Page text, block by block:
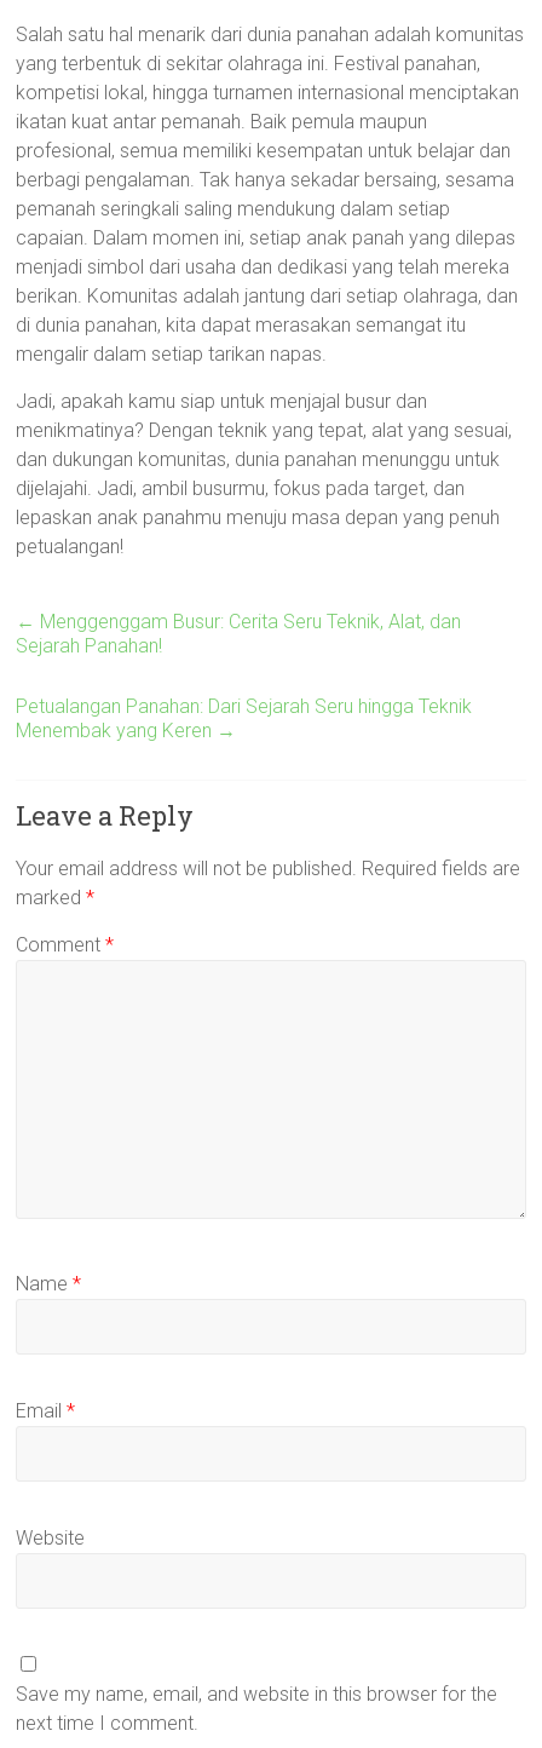
Salah satu hal menarik dari dunia panahan adalah komunitas
yang terbentuk di sekitar olahraga ini. Festival panahan,
kompetisi lokal, hingga turnamen internasional menciptakan
ikatan kuat antar pemanah. Baik pemula maupun
profesional, semua memiliki kesempatan untuk belajar dan
berbagi pengalaman. Tak hanya sekadar bersaing, sesama
pemanah seringkali saling mendukung dalam setiap
capaian. Dalam momen ini, setiap anak panah yang dilepas
menjadi simbol dari usaha dan dedikasi yang telah mereka
berikan. Komunitas adalah jantung dari setiap olahraga, dan
di dunia panahan, kita dapat merasakan semangat itu
mengalir dalam setiap tarikan napas.
Jadi, apakah kamu siap untuk menjajal busur dan
menikmatinya? Dengan teknik yang tepat, alat yang sesuai,
dan dukungan komunitas, dunia panahan menunggu untuk
dijelajahi. Jadi, ambil busurmu, fokus pada target, dan
lepaskan anak panahmu menuju masa depan yang penuh
petualangan!
← Menggenggam Busur: Cerita Seru Teknik, Alat, dan
Sejarah Panahan!
Petualangan Panahan: Dari Sejarah Seru hingga Teknik
Menembak yang Keren →
Leave a Reply
Your email address will not be published. Required fields are
marked*
Comment*
Name*
Email*
Website
Save my name, email, and website in this browser for the
next time I comment.